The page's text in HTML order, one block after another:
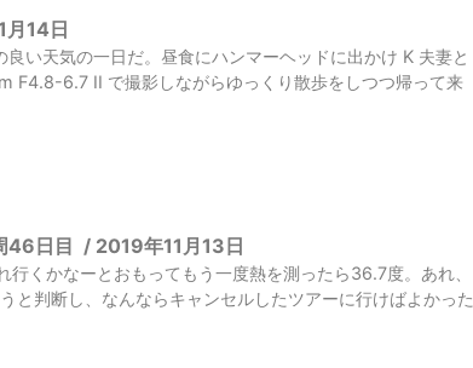
14日
い天気の一日だ。昼食にハンマーヘッドに出かけ K 夫妻と
F4.8-6.7 II で撮影しながらゆっくり散歩をしつつ帰って来
46日目 / 2019年11月13日
くかなーとおもってもう一度熱を測ったら36.7度。あれ、
と判断し、なんならキャンセルしたツアーに行けばよかった